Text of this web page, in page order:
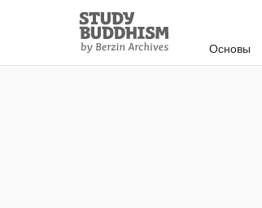
Study
Buddhism
Home
Основы